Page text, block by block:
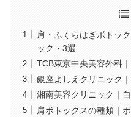
肩・ふくらはぎボトッ
ック・3選
TCB東京中央美容外科
銀座よしえクリニック
湘南美容クリニック｜
肩ボトックスの種類｜